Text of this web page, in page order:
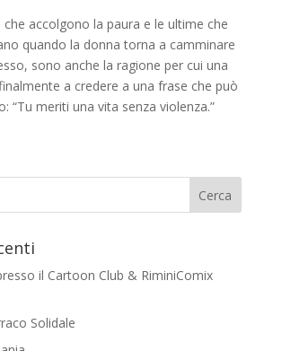
che accolgono la paura e le ultime che
quando la donna torna a camminare
sono anche la ragione per cui una
a credere a una frase che può
“Tu meriti una vita senza violenza.”
il Cartoon Club & RiminiComix
Solidale